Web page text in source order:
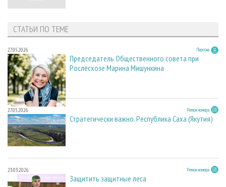
СТАТЬИ ПО ТЕМЕ
27.05.2026 Персона
Председатель Общественного совета при
Рослесхозе Марина Мишункина
27.05.2026 Регион номера
Стратегически важно. Республика Саха (Якутия)
23.03.2026 Регион номера
Защитить защитные леса